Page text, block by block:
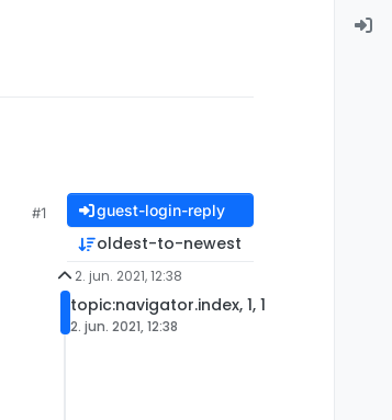
#1 guest-login-reply
oldest-to-newest
2. jun. 2021, 12:38
topic:navigator.index, 1, 1
2. jun. 2021, 12:38